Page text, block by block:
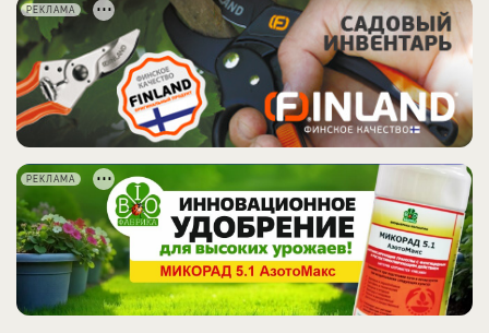
РЕКЛАМА
РЕКЛАМА